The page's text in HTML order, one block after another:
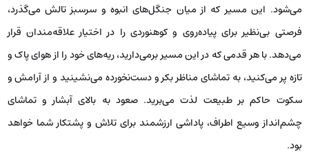
می‌شود. این مسیر که از میان جنگل‌های انبوه و سرسبز تالش می‌گذرد،
فرصتی بی‌نظیر برای پیاده‌روی و کوهنوردی را در اختیار علاقه‌مندان قرار
می‌دهد. با هر قدمی که در این مسیر برمی‌دارید، ریه‌های خود را از هوای پاک و
تازه پر می‌کنید، به تماشای مناظر بکر و دست‌نخورده می‌نشینید و از آرامش و
سکوت حاکم بر طبیعت لذت می‌برید. صعود به بالای آبشار و تماشای
چشم‌انداز وسیع اطراف، پاداشی ارزشمند برای تلاش و پشتکار شما خواهد
بود.